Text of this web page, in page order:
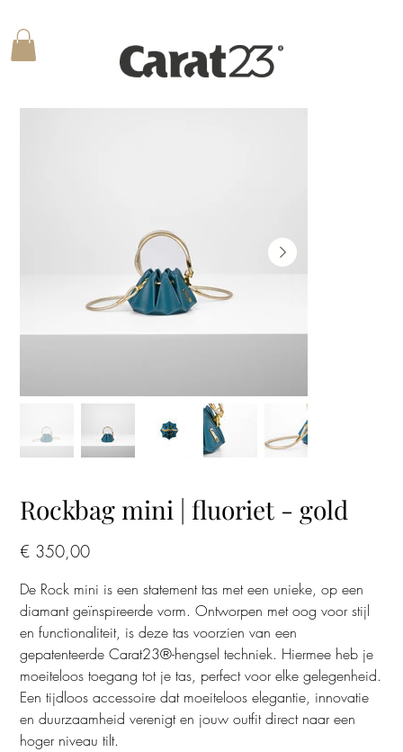
Rockbag mini | fluoriet - gold
€ 350,00
De Rock mini is een statement tas met een unieke, op een
diamant geïnspireerde vorm. Ontworpen met oog voor stijl
en functionaliteit, is deze tas voorzien van een
gepatenteerde Carat23®-hengsel techniek. Hiermee heb je
moeiteloos toegang tot je tas, perfect voor elke gelegenheid.
Een tijdloos accessoire dat moeiteloos elegantie, innovatie
en duurzaamheid verenigt en jouw outfit direct naar een
hoger niveau tilt.